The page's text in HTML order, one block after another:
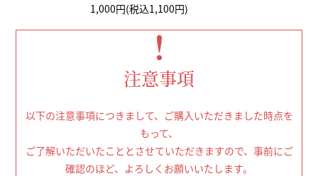
1,000円(税込1,100円)
！
注意事項
以下の注意事項につきまして、ご購入いただきました時点を
もって、
ご了解いただいたこととさせていただきますので、事前にご
確認のほど、よろしくお願いいたします。